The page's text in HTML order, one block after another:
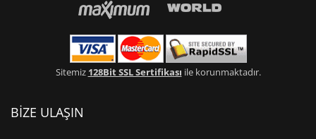
Sitemiz 128Bit SSL Sertifikası ile korunmaktadır.
BİZE ULAŞIN